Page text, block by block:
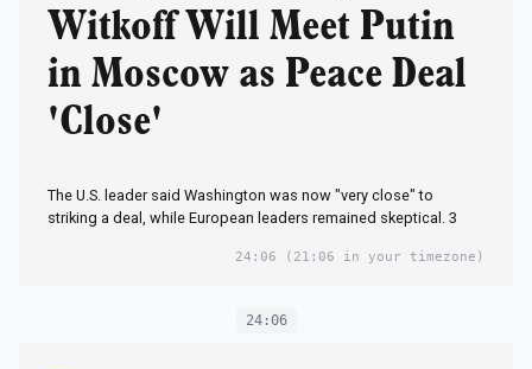
Witkoff Will Meet Putin
in Moscow as Peace Deal
'Close'
The U.S. leader said Washington was now "very close" to
striking a deal, while European leaders remained skeptical. 3
24:06 (21:06 in your timezone)
24:06